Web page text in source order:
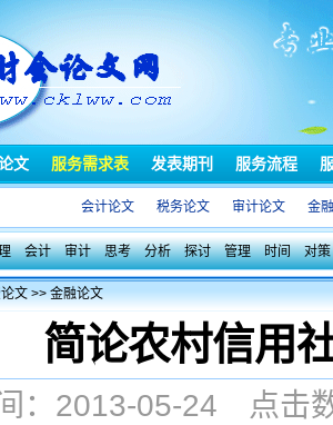
文 服务需求表 发表期刊 服务流程
会计论文 税务论文 审计论文 金
会计 审计 思考 分析 探讨 管理 时间 对策
文>>金融论文
简论农村信用
：2013-05-24 点